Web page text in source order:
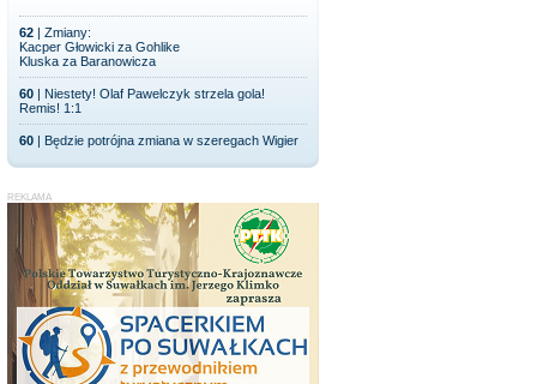
62 | Zmiany:
Kacper Głowicki za Gohlike
Kluska za Baranowicza
60 | Niestety! Olaf Pawelczyk strzela gola!
Remis! 1:1
60 | Będzie potrójna zmiana w szeregach Wigier